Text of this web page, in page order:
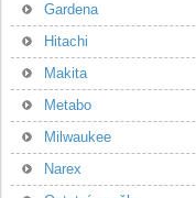
Gardena
Hitachi
Makita
Metabo
Milwaukee
Narex